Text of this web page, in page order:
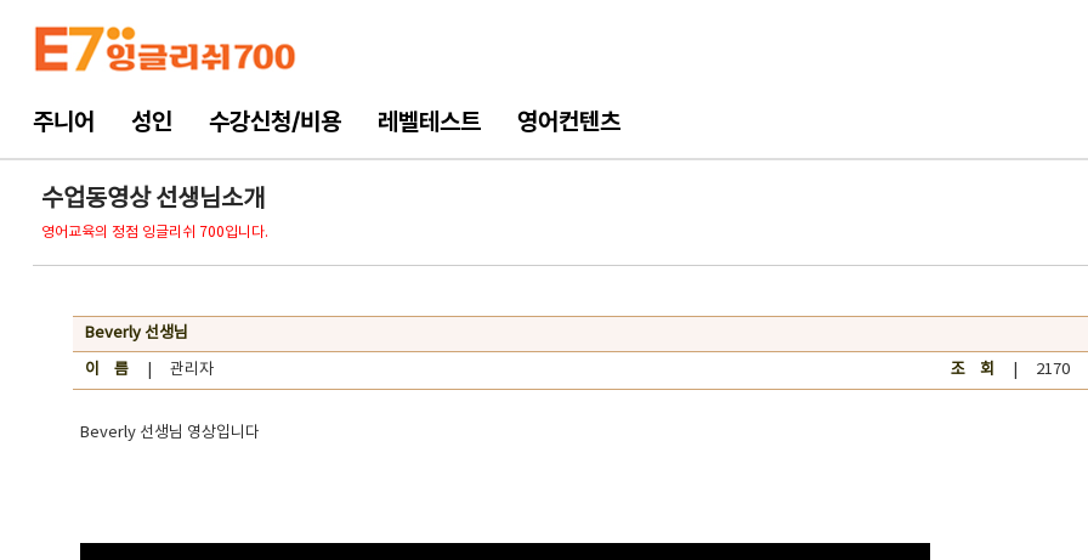
주니어 성인 수강신청/비용 레벨테스트 영어컨텐츠
수업동영상 선생님소개
영어교육의 정점 잉글리쉬 700입니다.
Beverly 선생님
이 름 | 관리자 조 회 | 2170
Beverly 선생님 영상입니다